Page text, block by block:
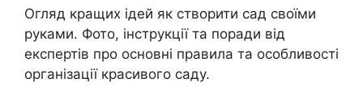
Огляд кращих ідей як створити сад своїми
руками. Фото, інструкції та поради від
експертів про основні правила та особливості
організації красивого саду.